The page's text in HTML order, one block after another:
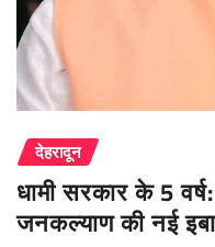
देहरादून
धामी सरकार के 5
जनकल्याण की नई